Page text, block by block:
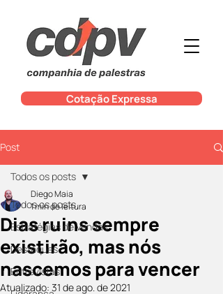
Cotação Expressa
Post
Todos os posts
Estratégias de Vendas
Destaques
Entrevistas
Todos os posts
Dias ruins sempre
existirão, mas nós
nascemos para vencer
Diego Maia
1 min de leitura
Atualizado: 31 de ago. de 2021